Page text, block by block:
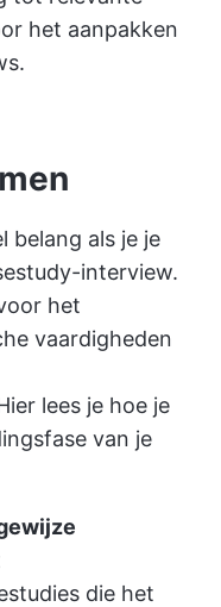
het aanpakken
belang als je je
interview.
het
vaardigheden
lees je hoe je
van je
die het